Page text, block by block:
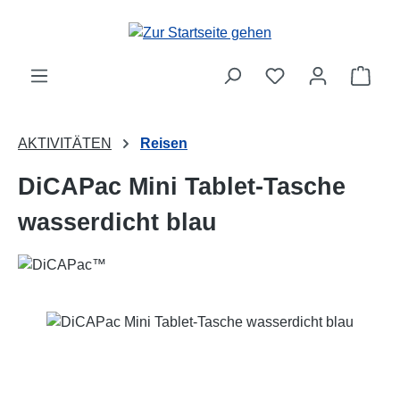
Zum Hauptinhalt springen
AKTIVITÄTEN Reisen
DiCAPac Mini Tablet-Tasche
wasserdicht blau
Bildergalerie überspringen